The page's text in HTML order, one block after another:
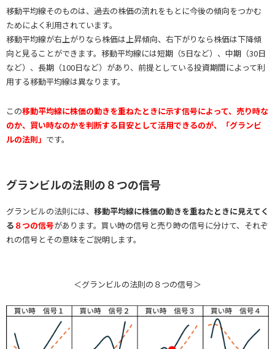
移動平均線そのものは、過去の株価の流れをもとに今後の傾向をつかむ
ためによく利用されています。
移動平均線が右上がりなら株価は上昇傾向、右下がりなら株価は下降傾
向と見ることができます。移動平均線には短期（5日など）、中期（30日
など）、長期（100日など）があり、前提としている投資期間によって利
用する移動平均線は異なります。
この移動平均線に株価の動きを重ねたときに示す信号によって、売り時な
のか、買い時なのかを判断する目安として活用できるのが、「グランビ
ルの法則」 です。
グランビルの法則の８つの信号
グランビルの法則には、 移動平均線に株価の動きを重ねたときに見えてく
る ８つの信号があります。買い時の信号と売り時の信号に分けて、それぞ
れの信号とその意味をご説明します。
＜グランビルの法則の８つの信号＞